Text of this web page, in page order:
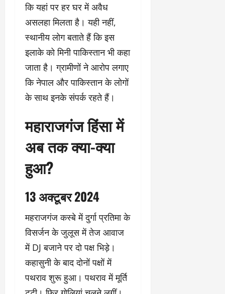
कि यहां पर हर घर में अवैध
असलहा मिलता है। यही नहीं,
स्थानीय लोग बताते हैं कि इस
इलाके को मिनी पाकिस्तान भी कहा
जाता है। ग्रामीणों ने आरोप लगाए
कि नेपाल और पाकिस्तान के लोगों
के साथ इनके संपर्क रहते हैं।
महाराजगंज हिंसा में
अब तक क्या-क्या
हुआ?
13 अक्टूबर 2024
महराजगंज कस्बे में दुर्गा प्रतिमा के
विसर्जन के जुलूस में तेज आवाज
में DJ बजाने पर दो पक्ष भिड़े।
कहासुनी के बाद दोनों पक्षों में
पथराव शुरू हुआ। पथराव में मूर्ति